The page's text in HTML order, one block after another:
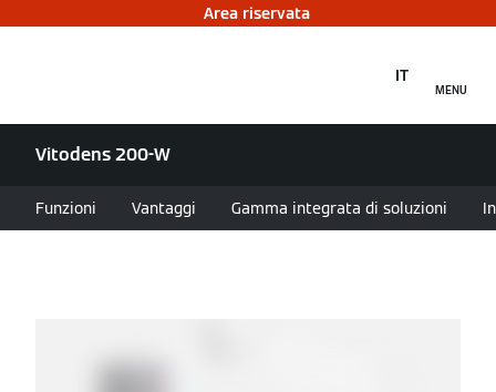
Area riservata
MENU
IT
Vitodens 200-W
Funzioni Vantaggi Gamma integrata di soluzioni